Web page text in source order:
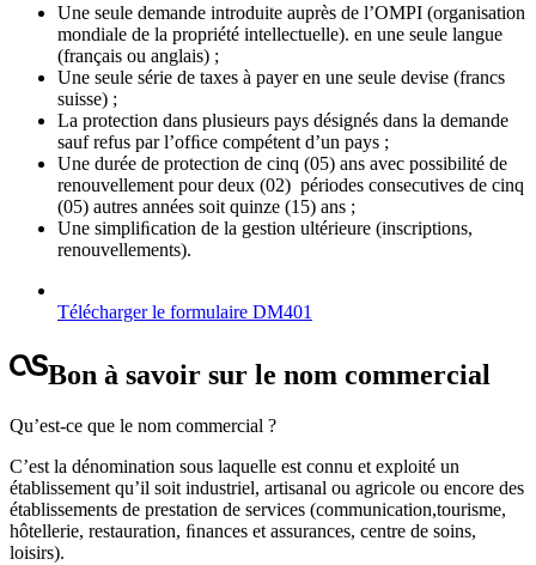
Une seule demande introduite auprès de l’OMPI (organisation
mondiale de la propriété intellectuelle). en une seule langue
(français ou anglais) ;
Une seule série de taxes à payer en une seule devise (francs
suisse) ;
La protection dans plusieurs pays désignés dans la demande
sauf refus par l’ofﬁce compétent d’un pays ;
Une durée de protection de cinq (05) ans avec possibilité de
renouvellement pour deux (02) périodes consecutives de cinq
(05) autres années soit quinze (15) ans ;
Une simpliﬁcation de la gestion ultérieure (inscriptions,
renouvellements).
Télécharger le formulaire DM401
Bon à savoir sur le nom commercial
Qu’est-ce que le nom commercial ?
C’est la dénomination sous laquelle est connu et exploité un
établissement qu’il soit industriel, artisanal ou agricole ou encore des
établissements de prestation de services (communication,tourisme,
hôtellerie, restauration, ﬁnances et assurances, centre de soins,
loisirs).